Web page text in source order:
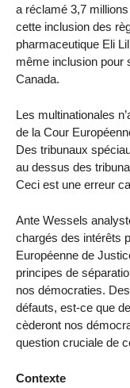
a réclamé 3,7
cette inclusion des
pharmaceutique Eli
même inclusion pour
Canada.
Les multinationales
de la Cour
Des tribunaux
au dessus des
Ceci est une erreur
Ante Wessels
chargés des intérêts
Européenne de
principes de
nos démocraties.
défauts, est-ce que
cèderont nos
question cruciale de
Contexte